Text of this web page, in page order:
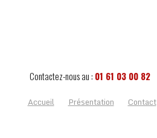
Contactez-nous au : 01 61 03 00 82
Accueil
Présentation Contact